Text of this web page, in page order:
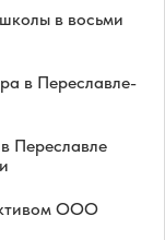
в восьми
в Переславле-
Переславле
ООО